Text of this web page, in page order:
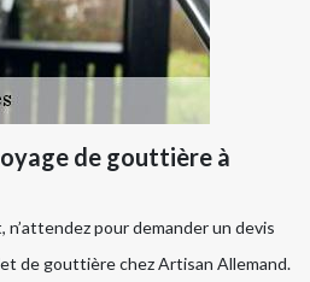
de gouttière à
pour demander un devis
de gouttière chez Artisan Allemand.